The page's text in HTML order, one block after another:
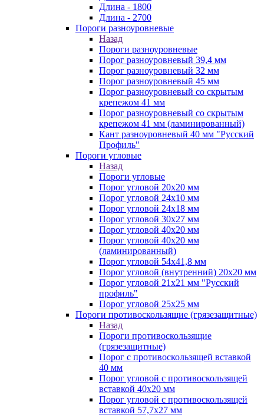
Длина - 1800
Длина - 2700
Пороги разноуровневые
Назад
Пороги разноуровневые
Порог разноуровневый 39,4 мм
Порог разноуровневый 32 мм
Порог разноуровневый 45 мм
Порог разноуровневый со скрытым
крепежом 41 мм
Порог разноуровневый со скрытым
крепежом 41 мм (ламинированный)
Кант разноуровневый 40 мм "Русский
Профиль"
Пороги угловые
Назад
Пороги угловые
Порог угловой 20х20 мм
Порог угловой 24х10 мм
Порог угловой 24х18 мм
Порог угловой 30х27 мм
Порог угловой 40х20 мм
Порог угловой 40х20 мм
(ламинированный)
Порог угловой 54х41,8 мм
Порог угловой (внутренний) 20х20 мм
Порог угловой 21х21 мм "Русский
профиль"
Порог угловой 25х25 мм
Пороги противоскользящие (грязезащитные)
Назад
Пороги противоскользящие
(грязезащитные)
Порог с противоскользящей вставкой
40 мм
Порог угловой с противоскользящей
вставкой 40х20 мм
Порог угловой с противоскользящей
вставкой 57,7х27 мм